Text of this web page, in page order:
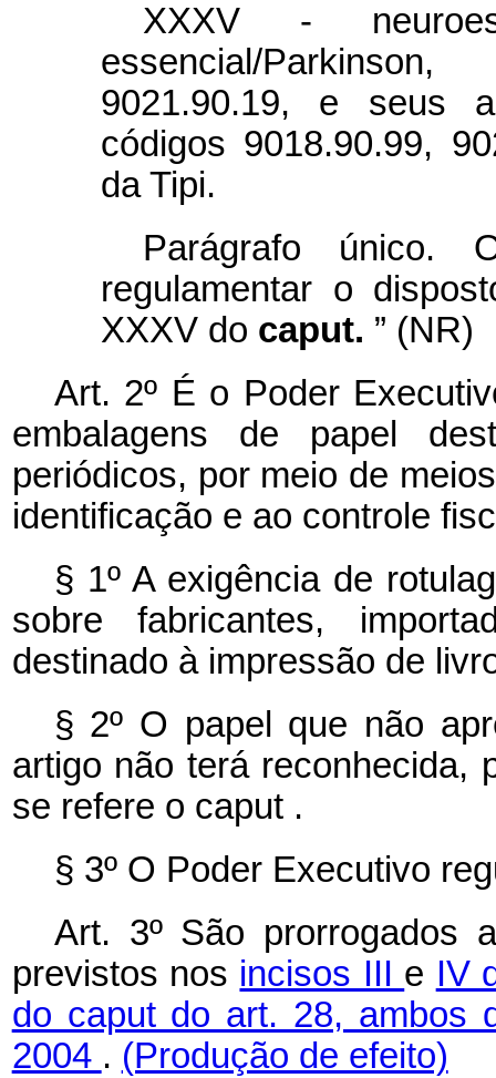
XXXV -
essencial/
9021.90.19, e seus
códigos 9018.90.99,
da Tipi.
Parágrafo único.
regulamentar o
XXXV do caput. ” (NR)
Art. 2º É o Poder
embalagens de papel
periódicos, por meio de
identificação e ao controle
§ 1º A exigência de
sobre fabricantes,
destinado à impressão de
§ 2º O papel que não
artigo não terá reconhecida,
se refere o caput .
§ 3º O Poder Executivo
Art. 3º São prorrogados
previstos nos incisos III e IV
do caput do art. 28, ambos
2004 . (Produção de efeito)